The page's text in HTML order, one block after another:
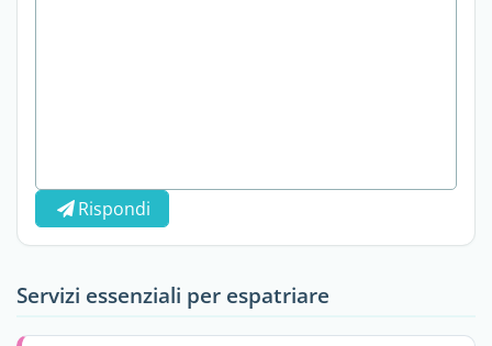
Rispondi
Servizi essenziali per espatriare